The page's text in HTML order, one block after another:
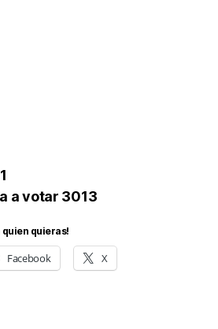
a votar 3013
quien quieras!
Facebook X